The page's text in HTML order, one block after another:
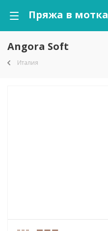
Angora Soft
Италия